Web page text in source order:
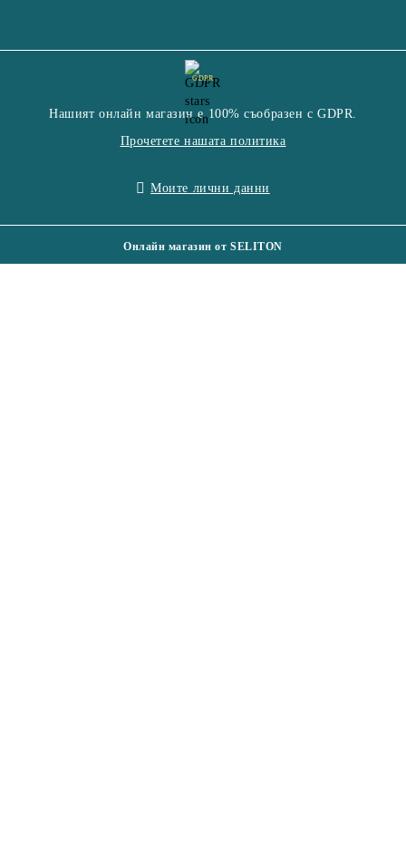
GDPR
Нашият онлайн магазин е 100% съобразен с GDPR.
Прочетете нашата политика
Моите лични данни
Онлайн магазин от SELITON